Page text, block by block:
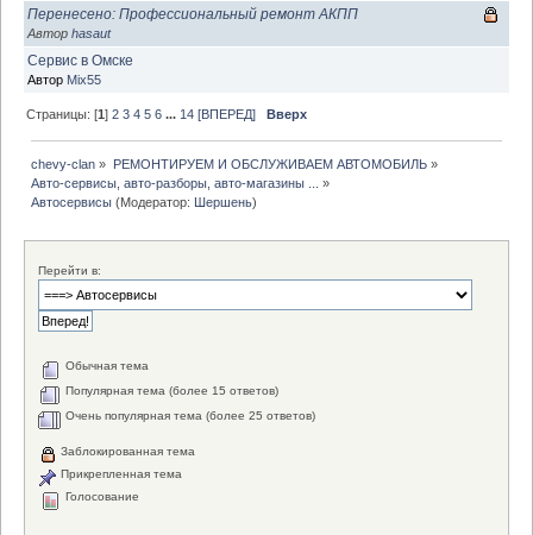
Перенесено: Профессиональный ремонт АКПП
Автор hasaut
Сервис в Омске
Автор Mix55
Страницы: [1]2 3 4 5 6 ... 14 [ВПЕРЕД] Вверх
chevy-clan » РЕМОНТИРУЕМ И ОБСЛУЖИВАЕМ АВТОМОБИЛЬ»
Авто-сервисы, авто-разборы, авто-магазины ...
»
Автосервисы (Модератор: Шершень)
Перейти в:
Обычная тема
Популярная тема (более 15 ответов)
Очень популярная тема (более 25 ответов)
Заблокированная тема
Прикрепленная тема
Голосование